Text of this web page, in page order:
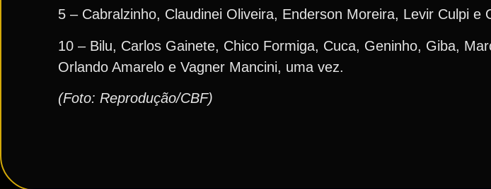
5 – Cabralzinho, Claudinei Oliveira, Enderson Moreira, Levir Culpi e
10 – Bilu, Carlos Gainete, Chico Formiga, Cuca, Geninho, Giba,
Orlando Amarelo e Vagner Mancini, uma vez.
(Foto: Reprodução/CBF)